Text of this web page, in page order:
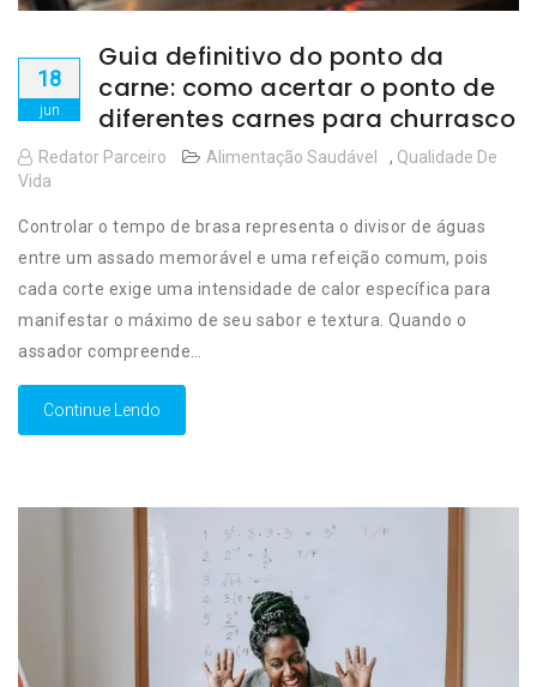
18
jun
Guia definitivo do ponto da
carne: como acertar o ponto de
diferentes carnes para churrasco
Redator Parceiro Alimentação Saudável , Qualidade De
Vida
Controlar o tempo de brasa representa o divisor de águas
entre um assado memorável e uma refeição comum, pois
cada corte exige uma intensidade de calor específica para
manifestar o máximo de seu sabor e textura. Quando o
assador compreende…
Continue Lendo